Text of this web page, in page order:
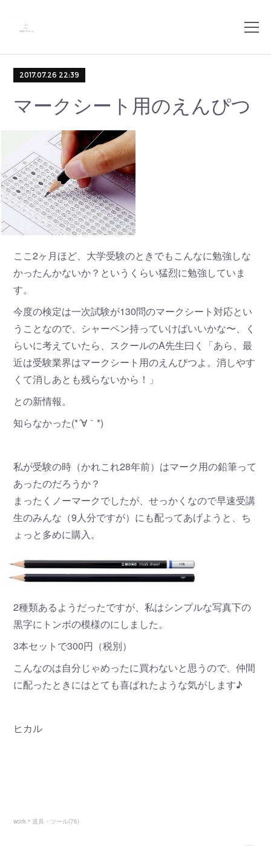
2017.07.26 22:39
マークシート用のえんぴつ
ここ2ヶ月ほど、大学受験のときでもこんなに勉強しな
かったんかないか？というくらい猛烈に勉強していま
す。
今度の検定は一次試験が130問のマークシート対応とい
うことなので、シャーペン持っていけばいいかな〜、く
らいに考えていたら、スクールのA先生曰く「あら、最
近は受験業界はマークシート用のえんぴつよ。消しやす
くて消しあとも残らないから！」
との新情報。
知らなかった(*´∀｀*)
私が受験の時（かれこれ28年前）はマーク用の鉛筆って
あったのだろうか？
まったくノーマークでしたが、せっかくなので早速受講
生のみんな（9人分ですが）にも配ってあげようと、ち
ょっと多めに購入。
2種類あるようだったですが、私はシンプルな写真下の
黒字にトンボの模様のにしました。
3本セットで300円（税別）
こんなのは自分じゃめったに買わないと思うので、仲間
に配ったときにはとても喜ばれたような気がします♪
ヒカル
work＊道具・ツール(76)